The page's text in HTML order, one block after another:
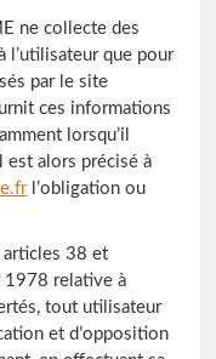
ne collecte des
l’utilisateur que pour
par le site
ces informations
lorsqu’il
est alors précisé à
l’obligation ou
articles 38 et
1978 relative à
tout utilisateur
et d’opposition